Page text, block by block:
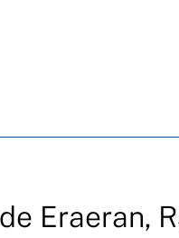
Eraeran,